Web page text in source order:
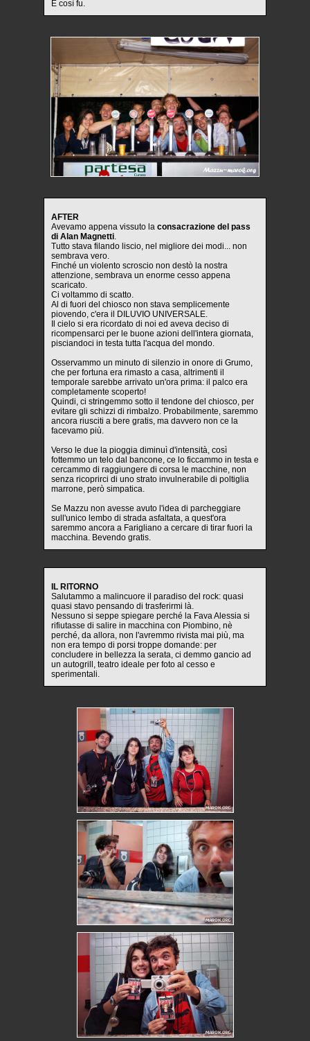
E così fu.
AFTER
Avevamo appena vissuto la consacrazione del pass
di Alan Magnetti
Tutto stava filando liscio, nel migliore dei modi... non
sembrava vero.
Finché un violento scroscio non destò la nostra
attenzione, sembrava un enorme cesso appena
scaricato.
Ci voltammo di scatto.
Al di fuori del chiosco non stava semplicemente
piovendo, c'era il DILUVIO UNIVERSALE.
Il cielo si era ricordato di noi ed aveva deciso di
ricompensarci per le buone azioni dell'intera giornata,
pisciandoci in testa tutta l'acqua del mondo.
Osservammo un minuto di silenzio in onore di Grumo,
che per fortuna era rimasto a casa, altrimenti il
temporale sarebbe arrivato un'ora prima: il palco era
completamente scoperto!
Quindi, ci stringemmo sotto il tendone del chiosco, per
evitare gli schizzi di rimbalzo. Probabilmente, saremmo
ancora riusciti a bere gratis, ma davvero non ce la
facevamo più.
Verso le due la pioggia diminuì d'intensità, così
fottemmo un telo dal bancone, ce lo ficcammo in testa e
cercammo di raggiungere di corsa le macchine, non
senza ricoprirci di uno strato invulnerabile di poltiglia
marrone, però simpatica.
Se Mazzu non avesse avuto l'idea di parcheggiare
sull'unico lembo di strada asfaltata, a quest'ora
saremmo ancora a Farigliano a cercare di tirar fuori la
macchina. Bevendo gratis.
IL RITORNO
Salutammo a malincuore il paradiso del rock: quasi
quasi stavo pensando di trasferirmi là.
Nessuno si seppe spiegare perché la Fava Alessia si
rifiutasse di salire in macchina con Piombino, nè
perché, da allora, non l'avremmo rivista mai più, ma
non era tempo di porsi troppe domande: per
concludere in bellezza la serata, ci demmo gancio ad
un autogrill, teatro ideale per foto al cesso e
sperimentali.